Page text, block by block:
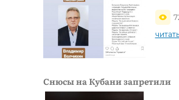
Снюсы на Кубани запретили